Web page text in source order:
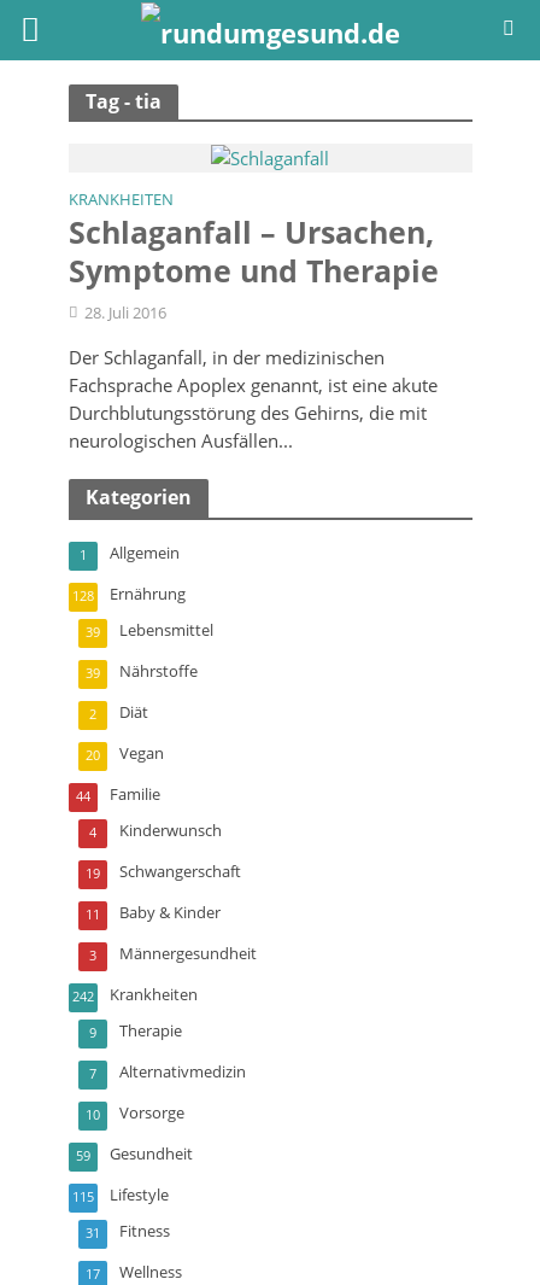
Tag - tia
KRANKHEITEN
Schlaganfall – Ursachen,
Symptome und Therapie
28. Juli 2016
Der Schlaganfall, in der medizinischen
Fachsprache Apoplex genannt, ist eine akute
Durchblutungsstörung des Gehirns, die mit
neurologischen Ausfällen...
Kategorien
Allgemein
1
Ernährung
128
Lebensmittel
39
Nährstoffe
39
Diät
2
Vegan
20
Familie
44
Kinderwunsch
4
Schwangerschaft
19
Baby & Kinder
11
Männergesundheit
3
Krankheiten
242
Therapie
9
Alternativmedizin
7
Vorsorge
10
Gesundheit
59
Lifestyle
115
Fitness
31
Wellness
17